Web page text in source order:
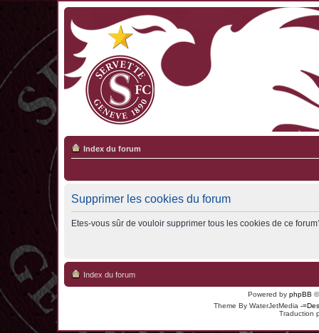
Index du forum
Supprimer les cookies du forum
Etes-vous sûr de vouloir supprimer tous les cookies de ce
Index du forum
Powered by phpBB
Theme By WaterJetMedia -
Traduction